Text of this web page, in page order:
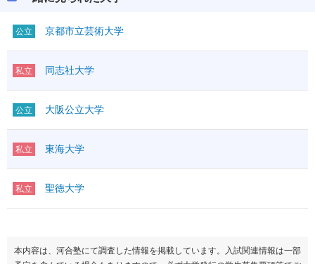
公立 京都市立芸術大学
私立 同志社大学
公立 大阪公立大学
私立 東海大学
私立 聖徳大学
本内容は、河合塾にて調査した情報を掲載しています。入試関連情報は一部